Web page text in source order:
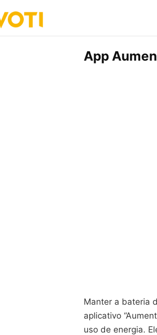
App
Manter a bateria
aplicativo
uso de energia.